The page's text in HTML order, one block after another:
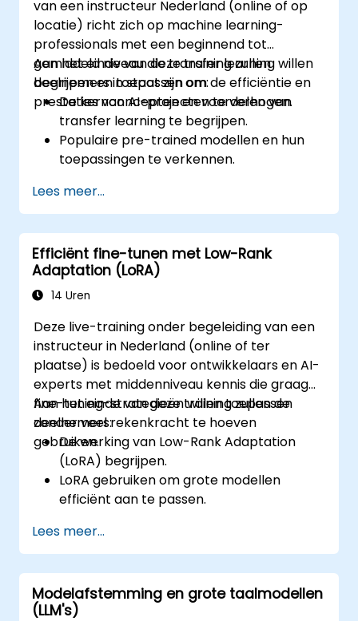
van een instructeur Nederland (online of op
locatie) richt zich op machine learning-
professionals met een beginnend tot
gemiddeld niveau die transfer learning willen
begrijpen en toepassen om de efficiëntie en
prestaties van AI-projecten te verhogen.
Aan het einde van deze training zullen
deelnemers in staat zijn om:
De kernconcepten en voordelen van
transfer learning te begrijpen.
Populaire pre-trained modellen en hun
toepassingen te verkennen.
voor specifieke taken.
Transfer learning toe te passen op
praktische problemen in de NLP- en
computervisiedomeinen.
Lees meer...
Efficiënt fine-tunen met Low-Rank
Adaptation (LoRA)
14 Uren
Deze live-training onder begeleiding van een
instructeur in Nederland (online of ter
plaatse) is bedoeld voor ontwikkelaars en AI-
experts met middenniveau kennis die graag
fine-tuning-strategieën willen toepassen
zonder veel rekenkracht te hoeven
gebruiken.
Aan het einde van deze training zullen de
deelnemers:
De werking van Low-Rank Adaptation
(LoRA) begrijpen.
LoRA gebruiken om grote modellen
efficiënt aan te passen.
beperkte middelen.
De met LoRA verbeterde modellen
evalueren en implementeren.
Lees meer...
Modelafstemming en grote taalmodellen
(LLM's)